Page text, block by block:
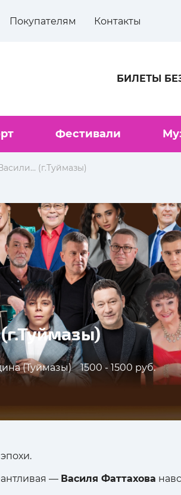
Покупателям Контакты
БИЛЕТЫ
Фестивали
(г.Туймазы)
(Туймазы) 1500 - 1500 руб.
— Василя Фаттахова